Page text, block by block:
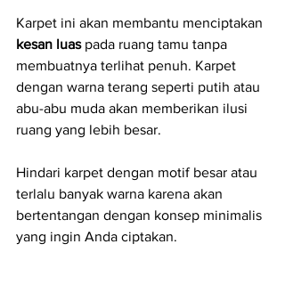
Karpet ini akan membantu menciptakan
kesan luas pada ruang tamu tanpa
membuatnya terlihat penuh. Karpet
dengan warna terang seperti putih atau
abu-abu muda akan memberikan ilusi
ruang yang lebih besar.
Hindari karpet dengan motif besar atau
terlalu banyak warna karena akan
bertentangan dengan konsep minimalis
yang ingin Anda ciptakan.